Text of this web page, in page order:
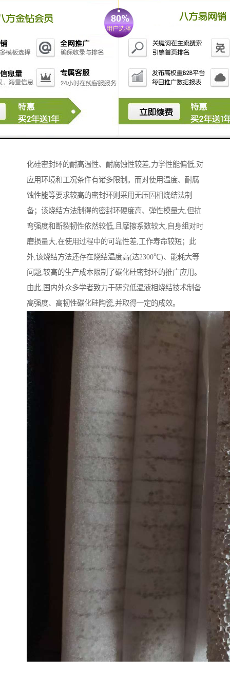
碳化硅陶瓷具有比重小、硬度高、比强度高、耐磨、耐
腐蚀、耐高温、抗热震性能良好等特点,被誉为第四代机
械密封材料,广泛用于各类特殊工况条件下工业设备和装
化硅密封环的耐高温性、耐腐蚀性较差,力学性能偏低,对
应用环境和工况条件有诸多限制。而对使用温度、耐腐
蚀性能等要求较高的密封环则采用无压固相烧结法制
备；该烧结方法制得的密封环硬度高、弹性模量大,但抗
弯强度和断裂韧性依然较低,且摩擦系数较大,自身组对时
磨损量大,在使用过程中的可靠性差,工作寿命较短；此
外,该烧结方法还存在烧结温度高(达2300℃)、能耗大等
问题,较高的生产成本限制了碳化硅密封环的推广应用。
由此,国内外众多学者致力于研究低温液相烧结技术制备
高强度、高韧性碳化硅陶瓷,并取得一定的成效。